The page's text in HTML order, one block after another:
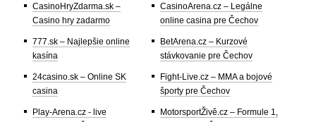
CasinoHryZdarma.sk –
Casino hry zadarmo
777.sk – Najlepšie online
kasína
24casino.sk – Online SK
casina
Play-Arena.cz - live
CasinoArena.cz – Legálne
online casina pre Čechov
BetArena.cz – Kurzové
stávkovanie pre Čechov
Fight-Live.cz – MMA a bojové
športy pre Čechov
MotorsportŽivě.cz – Formule 1,